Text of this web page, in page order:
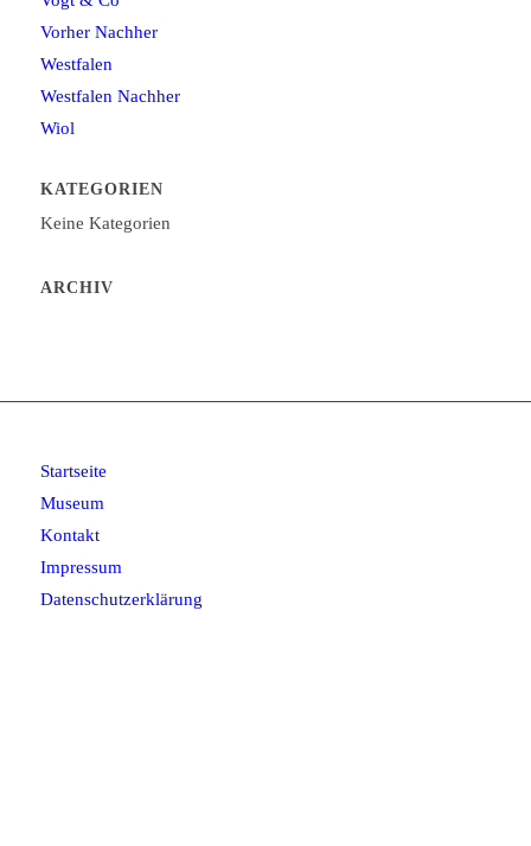
Vorher Nachher
Westfalen
Westfalen Nachher
Wiol
KATEGORIEN
Keine Kategorien
ARCHIV
Startseite
Museum
Kontakt
Impressum
Datenschutzerklärung